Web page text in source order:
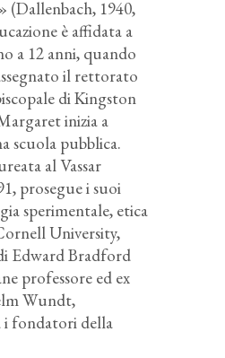
(Dallenbach, 1940,
è affidata a
a 12 anni, quando
il rettorato
di Kingston
inizia a
scuola pubblica.
al Vassar
prosegue i suoi
sperimentale, etica
University,
Edward Bradford
professore ed ex
Wundt,
i fondatori della